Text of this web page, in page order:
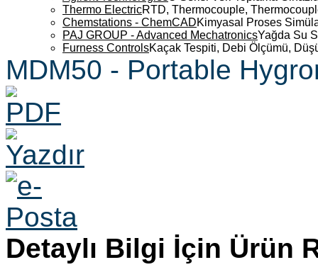
Thermo ElectricRTD, Thermocouple,
Chemstations - ChemCADKimyasal Proses
PAJ GROUP - Advanced MechatronicsYağda Su
Furness ControlsKaçak Tespiti, Debi Ölçümü,
MDM50 - Portable
Detaylı Bilgi İçin Ürün